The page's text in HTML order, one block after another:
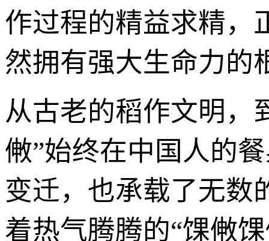
作过程的精益求精，
然拥有强大生命力的
从古老的稻作文明，
敒”始终在中国人的
变迁，也承载了无数
着热气腾腾的“馃敒